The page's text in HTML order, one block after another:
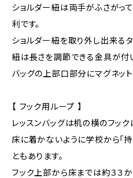
ショルダー紐は両手がふさがっ
利です。
ショルダー紐を取り外し出来るタ
紐は長さを調節できる金具が付
バッグの上部口部分にマグネッ
【 フック用ループ 】
レッスンバッグは机の横のフッ
床に着かないように学校から「
ともあります。
フック上部から床までは約３３か